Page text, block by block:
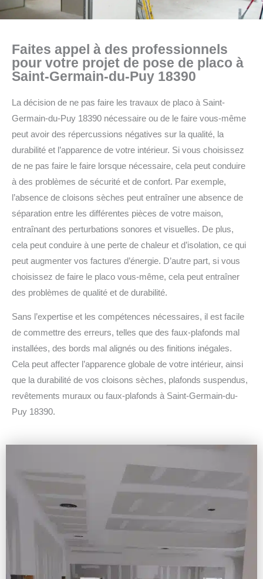
Faites appel à des professionnels
pour votre projet de pose de placo à
Saint-Germain-du-Puy 18390
La décision de ne pas faire les travaux de placo à Saint-
Germain-du-Puy 18390 nécessaire ou de le faire vous-même
peut avoir des répercussions négatives sur la qualité, la
durabilité et l’apparence de votre intérieur. Si vous choisissez
de ne pas faire le faire lorsque nécessaire, cela peut conduire
à des problèmes de sécurité et de confort. Par exemple,
l’absence de cloisons sèches peut entraîner une absence de
séparation entre les différentes pièces de votre maison,
entraînant des perturbations sonores et visuelles. De plus,
cela peut conduire à une perte de chaleur et d’isolation, ce qui
peut augmenter vos factures d’énergie. D’autre part, si vous
choisissez de faire le placo vous-même, cela peut entraîner
des problèmes de qualité et de durabilité.
Sans l’expertise et les compétences nécessaires, il est facile
de commettre des erreurs, telles que des faux-plafonds mal
installées, des bords mal alignés ou des finitions inégales.
Cela peut affecter l’apparence globale de votre intérieur, ainsi
que la durabilité de vos cloisons sèches, plafonds suspendus,
revêtements muraux ou faux-plafonds à Saint-Germain-du-
Puy 18390.